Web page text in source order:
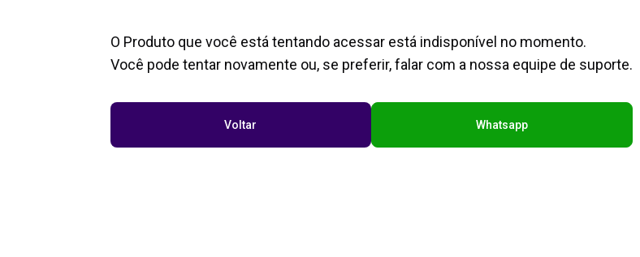
O Produto que você está tentando acessar está indisponível no momento.
Você pode tentar novamente ou, se preferir, falar com a nossa equipe de suporte.
Voltar Whatsapp